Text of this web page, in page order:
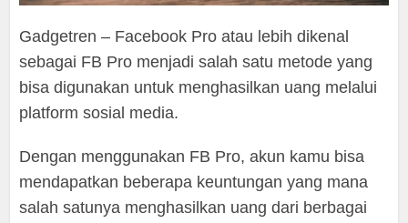
Gadgetren – Facebook Pro atau lebih dikenal
sebagai FB Pro menjadi salah satu metode yang
bisa digunakan untuk menghasilkan uang melalui
platform sosial media.
Dengan menggunakan FB Pro, akun kamu bisa
mendapatkan beberapa keuntungan yang mana
salah satunya menghasilkan uang dari berbagai